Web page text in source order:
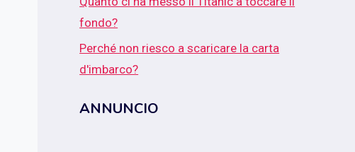
fondo?
Perché non riesco a scaricare la carta
d'imbarco?
ANNUNCIO